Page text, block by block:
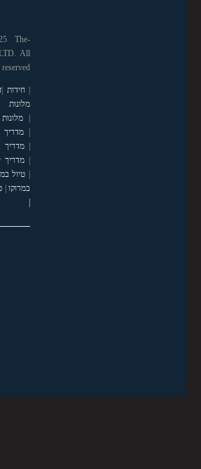
The-
All
|חידות
מלונות
|
מדריך
|מדריך
|מדריך
טיול
במרוקו|